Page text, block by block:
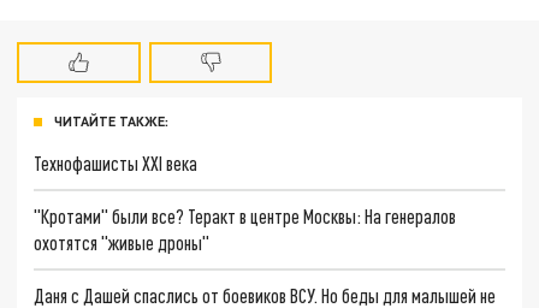
ЧИТАЙТЕ ТАКЖЕ:
Технофашисты XXI века
"Кротами" были все? Теракт в центре Москвы: На генералов
охотятся "живые дроны"
Даня с Дашей спаслись от боевиков ВСУ. Но беды для малышей не